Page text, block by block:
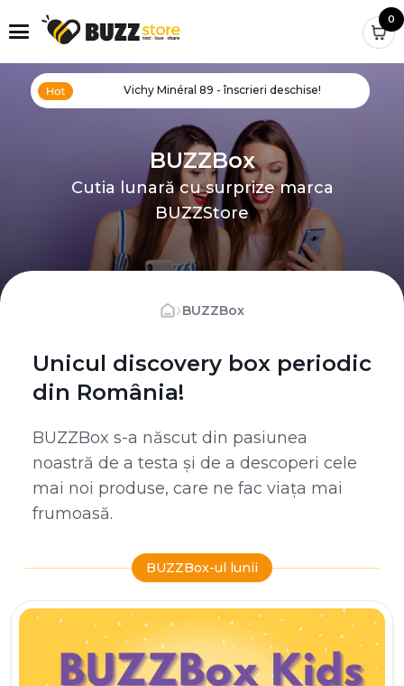
0
Vichy Minéral 89 - înscrieri deschise!
BUZZBox
Cutia lunară cu surprize marca
BUZZStore
›BUZZBox
Unicul discovery box periodic
din România!
BUZZBox s-a născut din pasiunea
noastră de a testa și de a descoperi cele
mai noi produse, care ne fac viața mai
frumoasă.
BUZZBox-ul lunii